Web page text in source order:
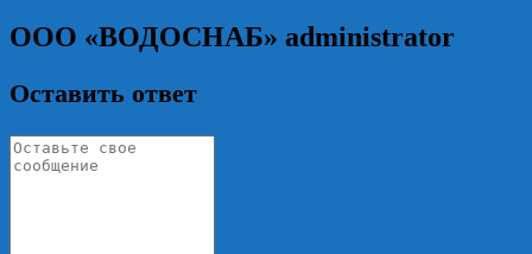
ООО «ВОДОСНАБ» administrator
Оставить ответ